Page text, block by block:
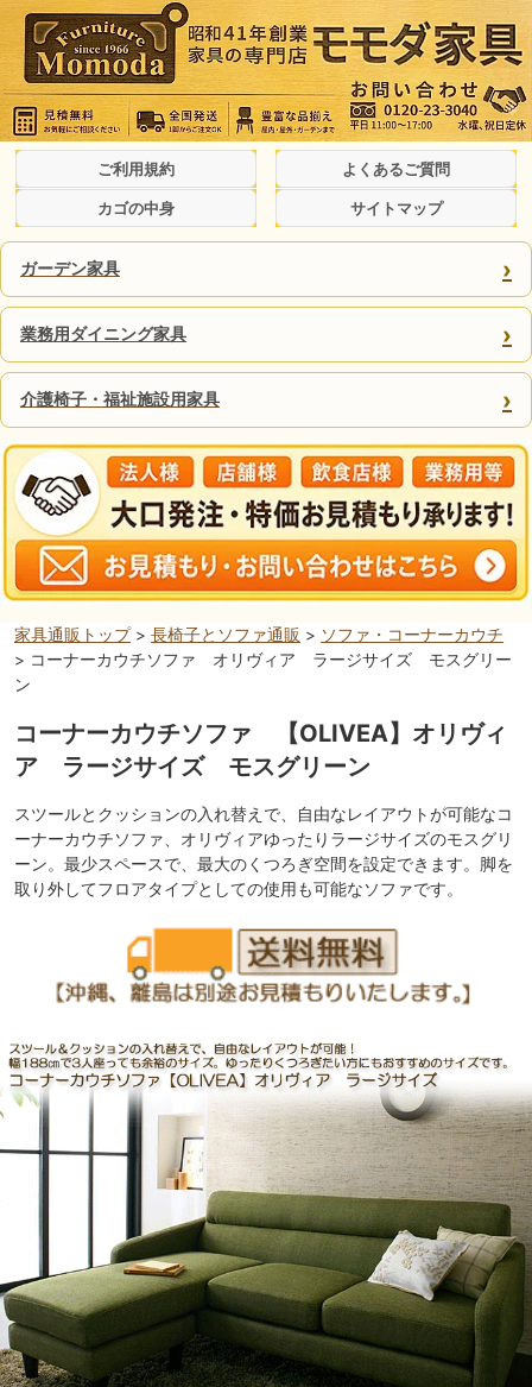
ご利用規約 よくあるご質問
カゴの中身 サイトマップ
ガーデン家具 ›
業務用ダイニング家具 ›
介護椅子・福祉施設用家具 ›
家具通販トップ> 長椅子とソファ通販 > ソファ・コーナーカウチ
> コーナーカウチソファ オリヴィア ラージサイズ モスグリー
ン
コーナーカウチソファ 【OLIVEA】オリヴィ
ア ラージサイズ モスグリーン
スツールとクッションの入れ替えで、自由なレイアウトが可能なコ
ーナーカウチソファ、オリヴィアゆったりラージサイズのモスグリ
ーン。最少スペースで、最大のくつろぎ空間を設定できます。脚を
取り外してフロアタイプとしての使用も可能なソファです。